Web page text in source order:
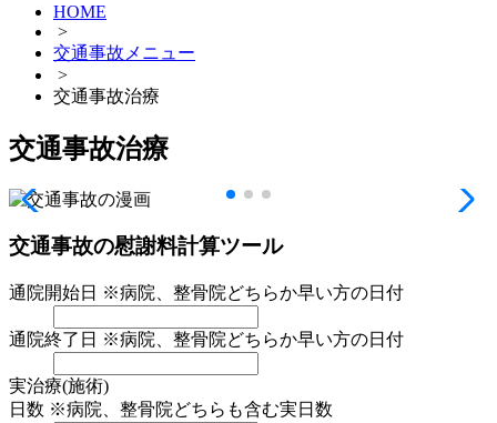
HOME
>
交通事故メニュー
>
交通事故治療
交通事故治療
交通事故の慰謝料計算ツール
通院開始日 ※病院、整骨院どちらか早い方の日付
通院終了日 ※病院、整骨院どちらか早い方の日付
実治療(施術)
日数 ※病院、整骨院どちらも含む実日数